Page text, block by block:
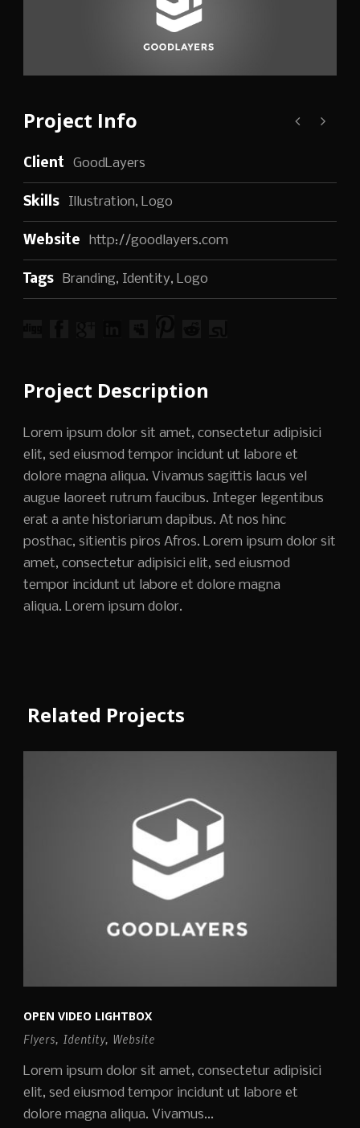
Project Info
Client GoodLayers
Skills Illustration, Logo
Website http://goodlayers.com
Tags Branding, Identity, Logo
Project Description
Lorem ipsum dolor sit amet, consectetur adipisici
elit, sed eiusmod tempor incidunt ut labore et
dolore magna aliqua. Vivamus sagittis lacus vel
augue laoreet rutrum faucibus. Integer legentibus
erat a ante historiarum dapibus. At nos hinc
posthac, sitientis piros Afros. Lorem ipsum dolor sit
amet, consectetur adipisici elit, sed eiusmod
tempor incidunt ut labore et dolore magna
aliqua. Lorem ipsum dolor.
Related Projects
OPEN VIDEO LIGHTBOX
Flyers Identity Website
Lorem ipsum dolor sit amet, consectetur adipisici
elit, sed eiusmod tempor incidunt ut labore et
dolore magna aliqua. Vivamus...